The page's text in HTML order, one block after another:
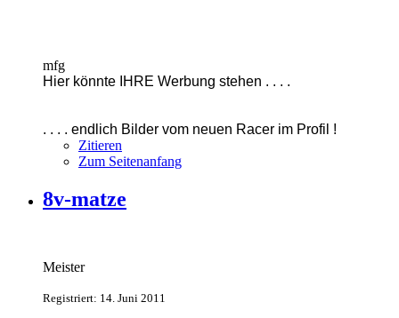
mfg
Hier könnte IHRE Werbung stehen . . . .
. . . . endlich Bilder vom neuen Racer im Profil !
Zitieren
Zum Seitenanfang
8v-matze
Meister
Registriert: 14. Juni 2011